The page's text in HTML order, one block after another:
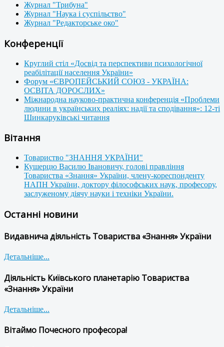
Журнал "Трибуна"
Журнал "Наука і суспільство"
Журнал "Редакторське око"
Конференції
Круглий стіл «Досвід та перспективи психологічної
реабілітації населення України»
Форум «ЄВРОПЕЙСЬКИЙ СОЮЗ - УКРАЇНА:
ОСВІТА ДОРОСЛИХ»
Міжнародна науково-практична конференція «Проблеми
людини в українських реаліях: надії та сподівання»: 12-ті
Шинкаруківські читання
Вітання
Товариство "ЗНАННЯ УКРАЇНИ"
Кушерцю Василю Івановичу, голові правління
Товариства «Знання» України, члену-кореспонденту
НАПН України, доктору філософських наук, професору,
заслуженому діячу науки і техніки України.
Останні новини
Видавнича діяльність Товариства «Знання» України
Детальніше...
Діяльність Київського планетарію Товариства
«Знання» України
Детальніше...
Вітаймо Почесного професора!